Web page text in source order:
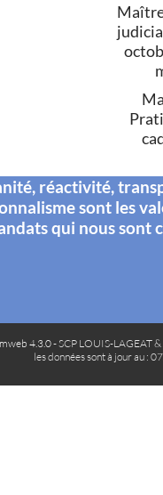
réactivité,
sont les
qui nous sont
4.3.0- SCP LOUIS-LAGEAT
les données sont à jour au :